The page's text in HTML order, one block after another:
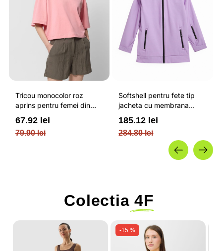
Tricou monocolor roz
aprins pentru femei din
bumbac si cu croiala boxy
OUTHORN
79.90 lei
67.92 lei
Softshell pentru fete tip
jacheta cu membrana
impermeabila NEODRY 5
000 si permis de schi roz /
4F JUNIOR
284.80 lei
185.12 lei
Colectia 4F
-15 %